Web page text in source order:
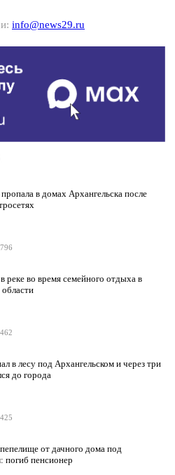
info@news29.ru
в домах Архангельска после
796
реке во время семейного отдыха в
462
в лесу под Архангельском и через три
до города
425
от дачного дома под
погиб пенсионер